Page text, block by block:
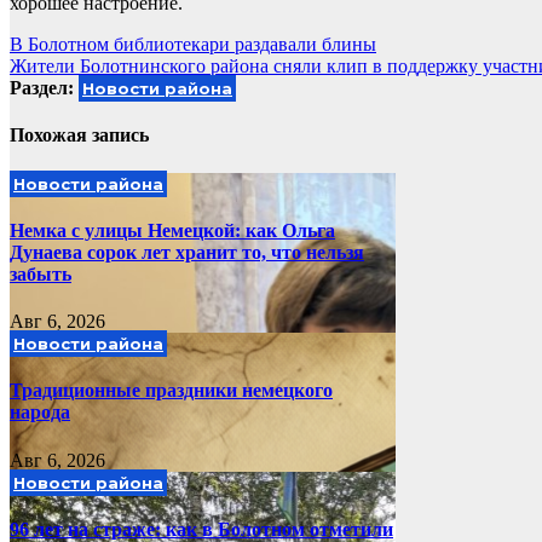
Навигация
по
В Болотном библиотекари раздавали блины
Жители Болотнинского района сняли клип в поддержку
Раздел: Новости района
Похожая запись
Новости района
Немка с улицы Немецкой: как Ольга
Дунаева сорок лет хранит то, что нельзя
забыть
Авг 6, 2026
Новости района
Традиционные праздники немецкого
народа
Авг 6, 2026
Новости района
96 лет на страже: как в Болотном отметили